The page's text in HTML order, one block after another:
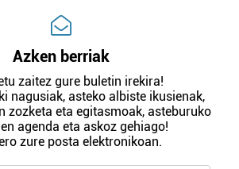
Azken berriak
zaitez gure buletin irekira!
nagusiak, asteko albiste ikusienak,
zozketa eta egitasmoak, asteburuko
agenda eta askoz gehiago!
zure posta elektronikoan.